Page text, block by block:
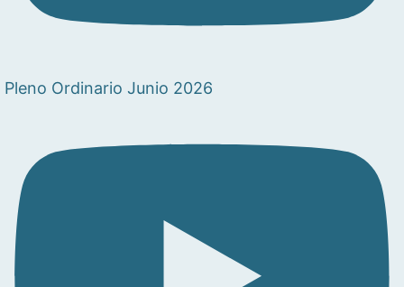
Pleno Ordinario Junio 2026